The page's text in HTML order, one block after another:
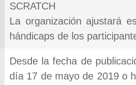
SCRATCH
La organización ajustará
hándicaps de los
Desde la fecha de
día 17 de mayo de 2019 o